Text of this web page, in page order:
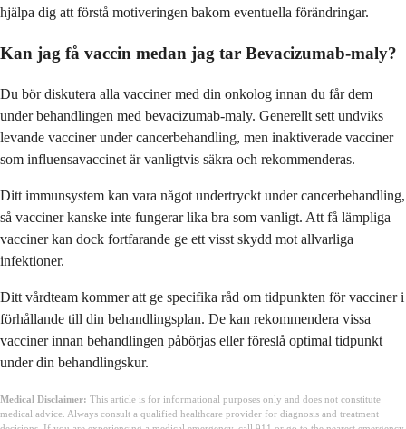
hjälpa dig att förstå motiveringen bakom eventuella förändringar.
Kan jag få vaccin medan jag tar Bevacizumab-maly?
Du bör diskutera alla vacciner med din onkolog innan du får dem
under behandlingen med bevacizumab-maly. Generellt sett undviks
levande vacciner under cancerbehandling, men inaktiverade vacciner
som influensavaccinet är vanligtvis säkra och rekommenderas.
Ditt immunsystem kan vara något undertryckt under cancerbehandling,
så vacciner kanske inte fungerar lika bra som vanligt. Att få lämpliga
vacciner kan dock fortfarande ge ett visst skydd mot allvarliga
infektioner.
Ditt vårdteam kommer att ge specifika råd om tidpunkten för vacciner i
förhållande till din behandlingsplan. De kan rekommendera vissa
vacciner innan behandlingen påbörjas eller föreslå optimal tidpunkt
under din behandlingskur.
Medical Disclaimer: This article is for informational purposes only and does not constitute
medical advice. Always consult a qualified healthcare provider for diagnosis and treatment